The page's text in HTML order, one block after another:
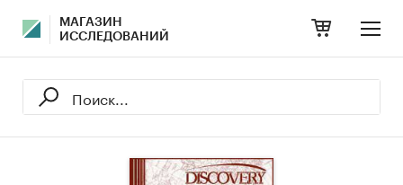
МАГАЗИН
ИССЛЕДОВАНИЙ